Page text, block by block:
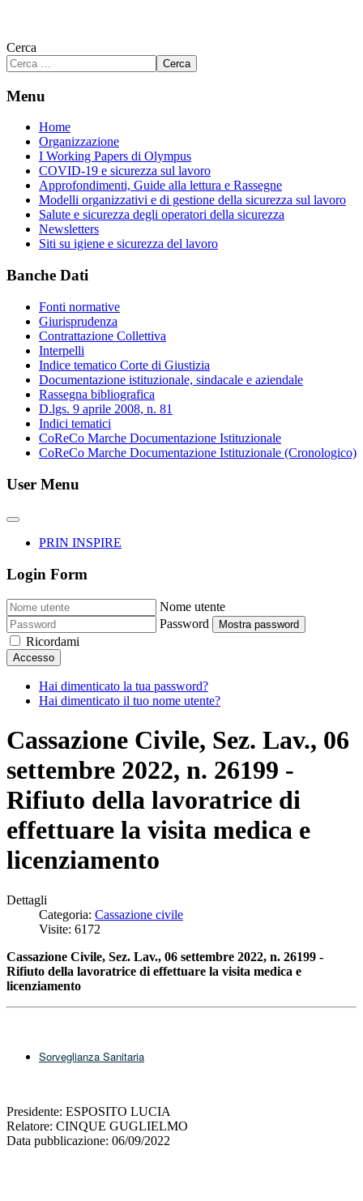
Cerca
Cerca
Menu
Home
Organizzazione
I Working Papers di Olympus
COVID-19 e sicurezza sul lavoro
Approfondimenti, Guide alla lettura e Rassegne
Modelli organizzativi e di gestione della sicurezza sul lavoro
Salute e sicurezza degli operatori della sicurezza
Newsletters
Siti su igiene e sicurezza del lavoro
Banche Dati
Fonti normative
Giurisprudenza
Contrattazione Collettiva
Interpelli
Indice tematico Corte di Giustizia
Documentazione istituzionale, sindacale e aziendale
Rassegna bibliografica
D.lgs. 9 aprile 2008, n. 81
Indici tematici
CoReCo Marche Documentazione Istituzionale
CoReCo Marche Documentazione Istituzionale (Cronologico)
User Menu
PRIN INSPIRE
Login Form
Nome utente
Password
Mostra password
Ricordami
Accesso
Hai dimenticato la tua password?
Hai dimenticato il tuo nome utente?
Cassazione Civile, Sez. Lav., 06
settembre 2022, n. 26199 -
Rifiuto della lavoratrice di
effettuare la visita medica e
licenziamento
Dettagli
Categoria: Cassazione civile
Visite: 6172
Cassazione Civile, Sez. Lav., 06 settembre 2022, n. 26199 -
Rifiuto della lavoratrice di effettuare la visita medica e
licenziamento
Sorveglianza Sanitaria
Presidente: ESPOSITO LUCIA
Relatore: CINQUE GUGLIELMO
Data pubblicazione: 06/09/2022